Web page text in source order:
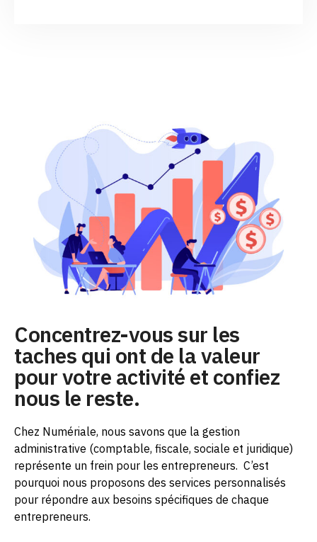
Concentrez-vous sur les
taches qui ont de la valeur
pour votre activité et confiez
nous le reste.
Chez Numériale, nous savons que la gestion
administrative (comptable, fiscale, sociale et juridique)
représente un frein pour les entrepreneurs. C’est
pourquoi nous proposons des services personnalisés
pour répondre aux besoins spécifiques de chaque
entrepreneurs.